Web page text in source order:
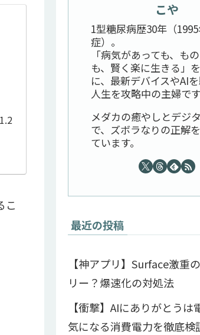
こ
こや
1型糖尿病歴30年（
症）。
「病気があっても、も
も、賢く楽に生きる」
に、最新デバイスやAI
人生を攻略中の主婦です
メダカの癒やしとデジ
で、ズボラなりの正解
ています。
最近の投稿
【神アプリ】Surface激重
リー？爆速化の対処法
【衝撃】AIにありがとうは
気になる消費電力を徹底検